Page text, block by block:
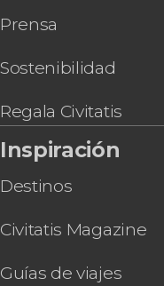
Prensa
Sostenibilidad
Regala Civitatis
Inspiración
Destinos
Civitatis Magazine
Guías de viajes